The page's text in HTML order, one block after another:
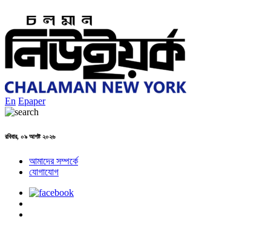
En Epaper
রবিবার, ০৯ আগষ্ট ২০২৬
আমাদের সম্পর্কে
যোগাযোগ